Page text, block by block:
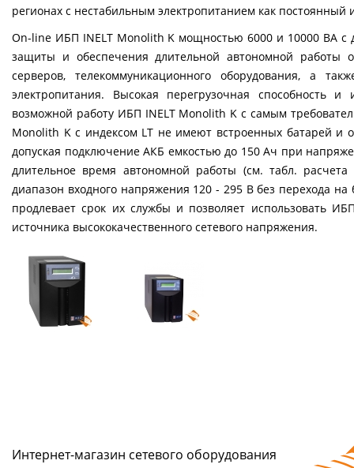
регионах с нестабильным электропитанием как постоянный
On-line ИБП INELT Monolith K мощностью 6000 и 10000 ВА
защиты и обеспечения длительной автономной работы
серверов, телекоммуникационного оборудования, а
электропитания. Высокая перегрузочная способность
возможной работу ИБП INELT Monolith K с самым
Monolith K с индексом LT не имеют встроенных батарей
допуская подключение АКБ емкостью до 150 Ач при
длительное время автономной работы (см. табл.
диапазон входного напряжения 120 - 295 В без перехода
продлевает срок их службы и позволяет использовать
источника высококачественного сетевого напряжения.
Интернет-магазин сетeвого оборудования